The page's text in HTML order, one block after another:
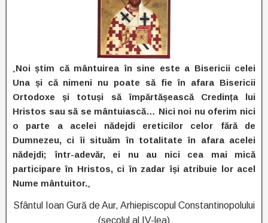
Noi știm că mântuirea în sine este a Bisericii celei
Una și că nimeni nu poate să fie în afara Bisericii
Ortodoxe și totuși să împărtășească Credința lui
Hristos sau să se mântuiască… Nici noi nu oferim nici
o parte a acelei nădejdi ereticilor celor fără de
Dumnezeu, ci îi situăm în totalitate în afara acelei
nădejdi; într-adevăr, ei nu au nici cea mai mică
participare în Hristos, ci în zadar își atribuie lor acel
Nume mântuitor.
Sfântul Ioan Gură de Aur, Arhiepiscopul Constantinopolului
(secolul al IV-lea)